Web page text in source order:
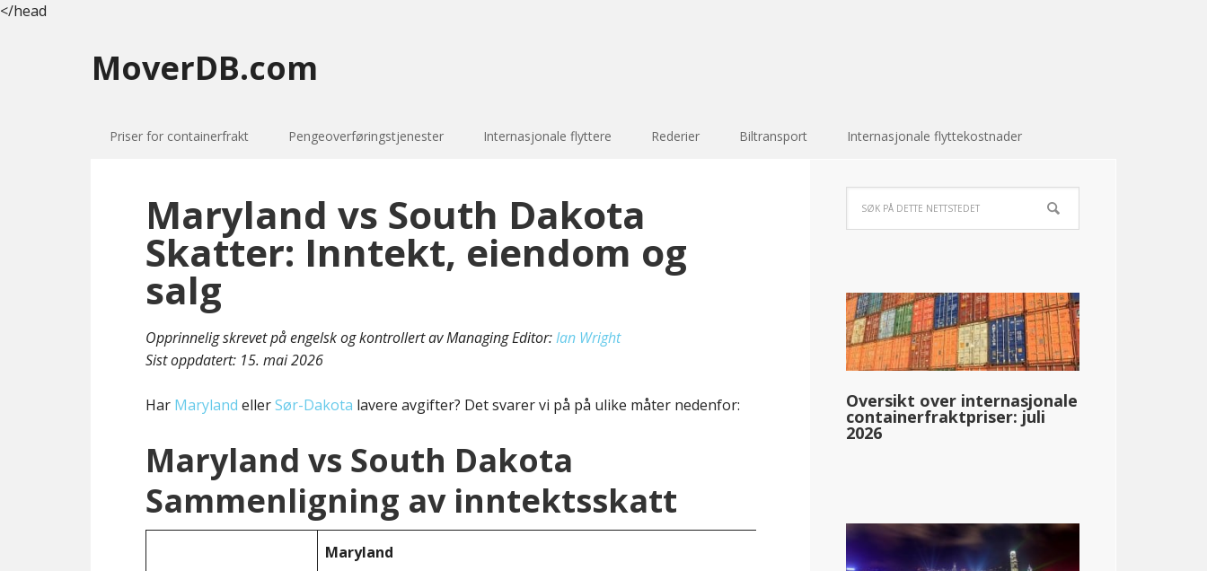
</head
MoverDB.com
Priser for containerfrakt Pengeoverføringstjenester Internasjonale flyttere Rederier Biltransport Internasjonale flyttekostnader
Maryland vs South Dakota
Skatter: Inntekt, eiendom og
salg
Opprinnelig skrevet på engelsk og kontrollert av Managing Editor:Ian Wright
Sist oppdatert: 15. mai 2026
Har Maryland ellerSør-Dakota lavere avgifter? Det svarer vi på på ulike måter nedenfor:
Maryland vs South Dakota
Sammenligning av inntektsskatt
Maryland Sør-Dakota
Oversikt over internasjonale
containerfraktpriser: juli
2026